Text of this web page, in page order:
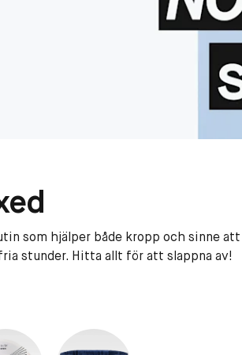
som hjälper både kropp och sinne
stunder. Hitta allt för att slappna av!